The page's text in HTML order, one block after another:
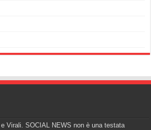
Virali. SOCIAL NEWS non è una testata